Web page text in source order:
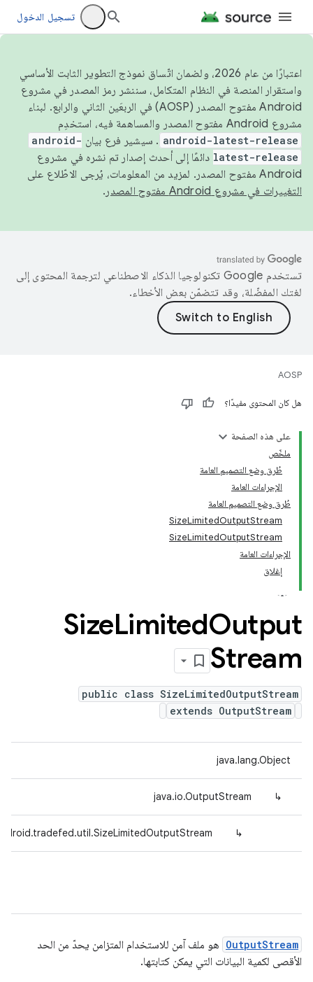
تسجيل الدخول
اعتبارًا من عام 2026، ولضمان اتّساق نموذج التطوير الثابت الأساسي
واستقرار المنصة في النظام المتكامل، سننشر رمز المصدر في مشروع
Android مفتوح المصدر (AOSP) في الربعَين الثاني والرابع. لبناء
مشروع Android مفتوح المصدر والمساهمة فيه، استخدِم
android-latest-release . سيشير فرع بيان android-
latest-release دائمًا إلى أحدث إصدار تم نشره في مشروع
Android مفتوح المصدر. لمزيد من المعلومات، يُرجى الاطّلاع على
التغييرات في مشروع Android مفتوح المصدر
.
تستخدم Google تكنولوجيا الذكاء الاصطناعي لترجمة المحتوى إلى
لغتك المفضّلة، وقد تتضمّن بعض الأخطاء.
AOSP
هل كان المحتوى مفيدًا؟
على هذه الصفحة
ملخّص
طُرق وضع التصميم العامة
الإجراءات العامة
طُرق وضع التصميم العامة
SizeLimitedOutputStream
SizeLimitedOutputStream
الإجراءات العامة
إغلاق
SizeLimitedOutput
Stream
public class SizeLimitedOutputStream
extends OutputStream
java.lang.Object
↳
java.io.OutputStream
↳
OutputStream هو ملف آمن للاستخدام المتزامن يحدّ من الحد
الأقصى لكمية البيانات التي يمكن كتابتها.